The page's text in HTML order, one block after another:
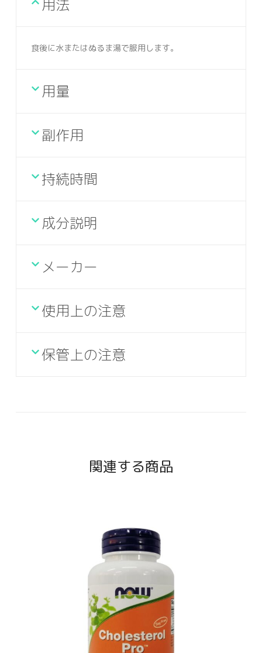
用法
食後に水またはぬるま湯で服用します。
用量
副作用
持続時間
成分説明
メーカー
使用上の注意
保管上の注意
関連する商品